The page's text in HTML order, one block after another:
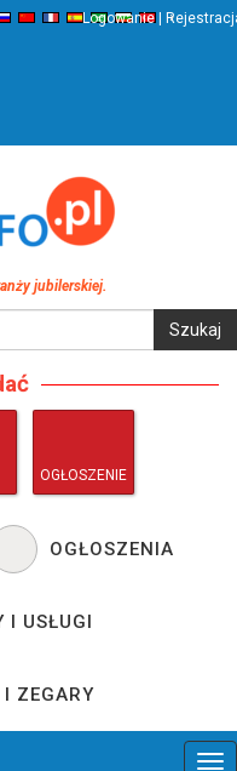
›
Logowanie |
jubilerskiej.
OGŁOSZENIE
OGŁOSZENIA
I USŁUGI
ZEGARY